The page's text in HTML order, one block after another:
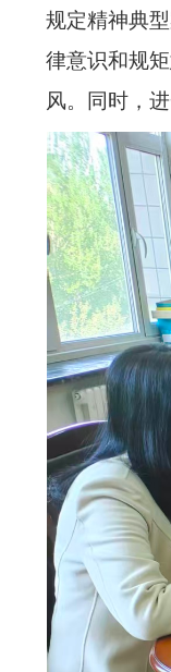
规定精神典
律意识和规
风。同时，